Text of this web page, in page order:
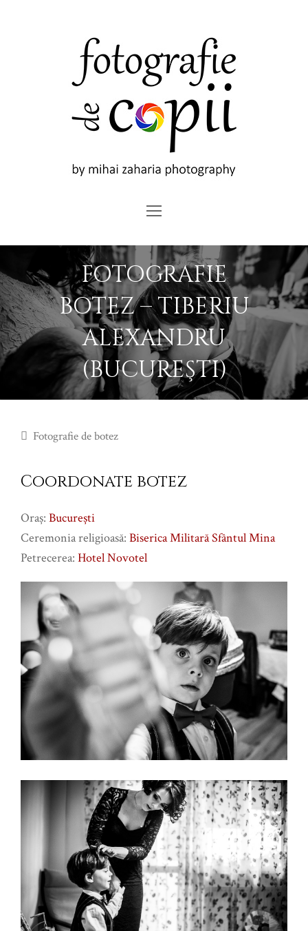
Menu
FOTOGRAFIE
BOTEZ – TIBERIU
ALEXANDRU
(BUCUREŞTI)
Fotografie de botez
Coordonate botez
Oraş: Bucureşti
Ceremonia religioasă: Biserica Militară Sfântul Mina
Petrecerea: Hotel Novotel